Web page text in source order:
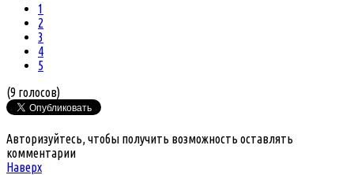
1
2
3
4
5
(9 голосов)
Авторизуйтесь, чтобы получить возможность оставлять
комментарии
Наверх